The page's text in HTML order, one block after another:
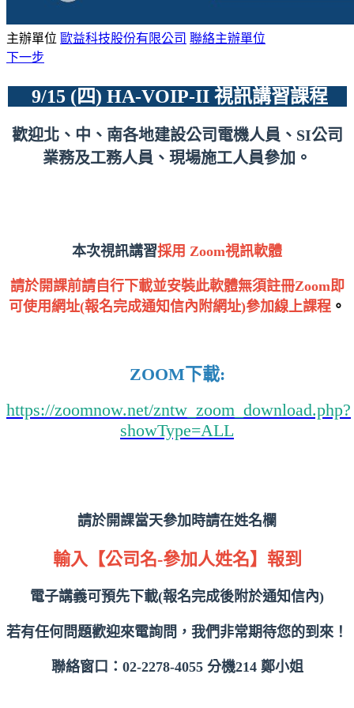
主辦單位 歐益科技股份有限公司 聯絡主辦單位
下一步
9/15 (四) HA-VOIP-II 視訊講習課程
歡迎北、中、南各地建設公司電機人員、SI公司
業務及工務人員、現場施工人員參加。
本次視訊講習採用 Zoom視訊軟體
請於開課前請自行下載並安裝此軟體無須註冊Zoom即
可使用網址(報名完成通知信內附網址)參加線上課程 。
ZOOM下載:
https://zoomnow.net/zntw_zoom_download.php?
showType=ALL
請於開課當天參加時請在姓名欄
輸入【公司名-參加人姓名】報到
電子講義可預先下載(報名完成後附於通知信內)
若有任何問題歡迎來電詢問，我們非常期待您的到來！
聯絡窗口： 02-2278-4055 分機214 鄭小姐